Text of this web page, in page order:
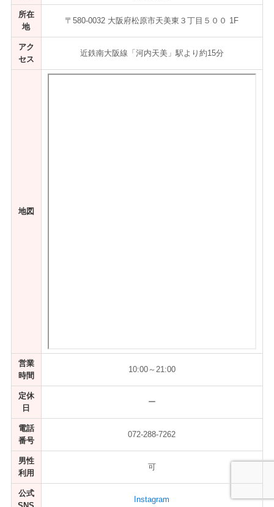
所在
地
〒580-0032 大阪府松原市天美東３丁目５００ 1F
アク
セス
近鉄南大阪線「河内天美」駅より約15分
地図
営業
時間
10:00～21:00
定休
日
ー
電話
番号
072-288-7262
男性
利用
可
公式
Instagram